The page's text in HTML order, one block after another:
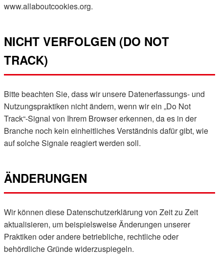
www.allaboutcookies.org.
NICHT VERFOLGEN (DO NOT
TRACK)
Bitte beachten Sie, dass wir unsere Datenerfassungs- und
Nutzungspraktiken nicht ändern, wenn wir ein „Do Not
Track“-Signal von Ihrem Browser erkennen, da es in der
Branche noch kein einheitliches Verständnis dafür gibt, wie
auf solche Signale reagiert werden soll.
ÄNDERUNGEN
Wir können diese Datenschutzerklärung von Zeit zu Zeit
aktualisieren, um beispielsweise Änderungen unserer
Praktiken oder andere betriebliche, rechtliche oder
behördliche Gründe widerzuspiegeln.